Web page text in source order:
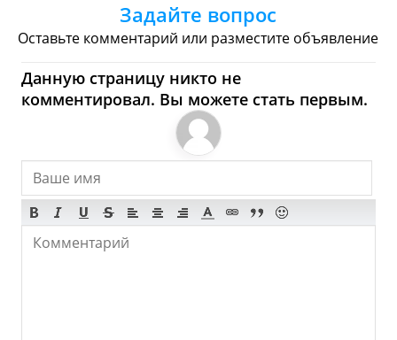
Торговые Центры
Димен - Где купить?
Магазины, Шоппинг
Продукты
Булочные
Супермаркеты
Мода
Одежда
Обувь
Задайте вопрос
Оставьте комментарий или разместите объявление
Данную страницу никто не
комментировал. Вы можете стать первым.